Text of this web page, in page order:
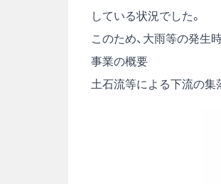
している状況でした。
このため、大雨等の発生
事業の概要
土石流等による下流の集